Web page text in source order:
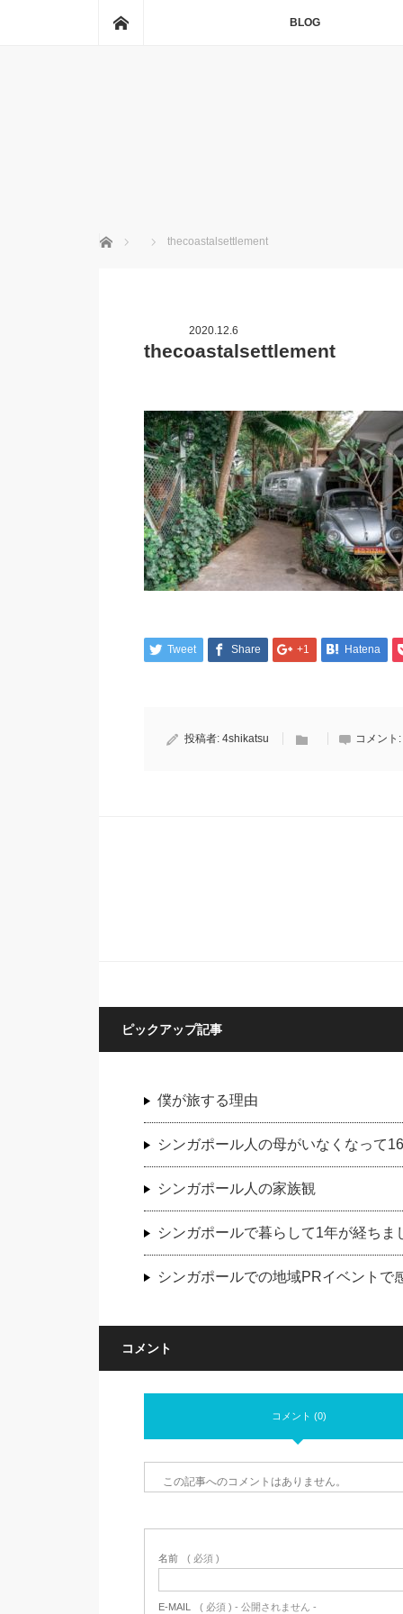
BLOG
ホーム thecoastalsettlement
2020.12.6
thecoastalsettlement
Tweet Share +1 Hatena
投稿者: 4shikatsu コメント:
ピックアップ記事
僕が旅する理由
シンガポール人の母がいなくなって
シンガポール人の家族観
シンガポールで暮らして1年が経ちま
シンガポールでの地域PRイベントで
コメント
コメント (0)
この記事へのコメントはありません。
名前 ( 必須 )
E-MAIL ( 必須 ) - 公開されません -